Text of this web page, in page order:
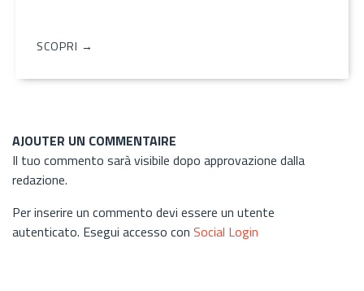
SCOPRI →
AJOUTER UN COMMENTAIRE
Il tuo commento sarà visibile dopo approvazione dalla
redazione.
Per inserire un commento devi essere un utente
autenticato. Esegui accesso con Social Login